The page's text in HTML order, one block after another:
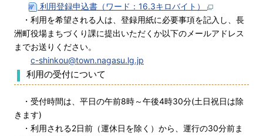
利用登録申込書（ワード：16.3キロバイト）
・利用を希望される人は、登録用紙に必要事項を記入し、長
洲町役場まちづくり課に提出いただくか以下のメールアドレス
までお送りください。
c-shinkou@town.nagasu.lg.jp
利用の受付について
・受付時間は、平日の午前8時～午後4時30分(土日祝日は除
きます)
・利用される2日前（運休日を除く）から、運行の30分前ま